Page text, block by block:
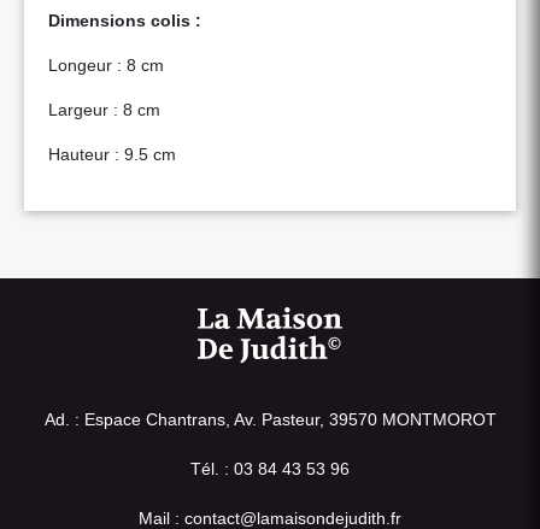
Dimensions colis :
Longeur : 8 cm
Largeur : 8 cm
Hauteur : 9.5 cm
Ad. : Espace Chantrans, Av. Pasteur, 39570 MONTMOROT
Tél. : 03 84 43 53 96
Mail : contact@lamaisondejudith.fr